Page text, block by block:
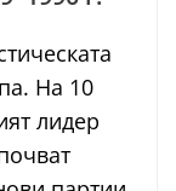
На 10
лидер